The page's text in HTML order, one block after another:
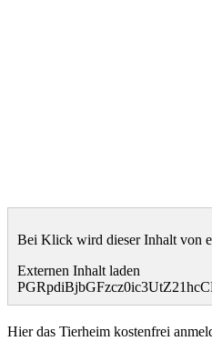
Bei Klick wird dieser Inhalt von
Externen Inhalt laden
Hier das Tierheim kostenfrei